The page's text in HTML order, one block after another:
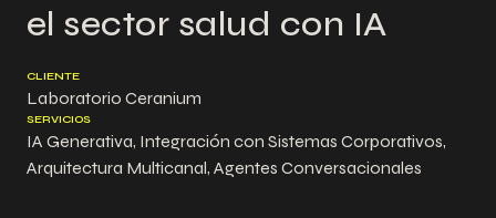
el sector salud con IA
CLIENTE
Laboratorio Ceranium
SERVICIOS
IA Generativa, Integración con Sistemas Corporativos,
Arquitectura Multicanal, Agentes Conversacionales